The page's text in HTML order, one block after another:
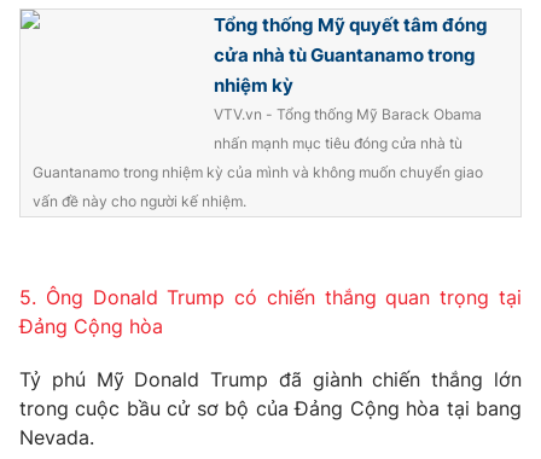
Tổng thống Mỹ quyết tâm đóng
cửa nhà tù Guantanamo trong
nhiệm kỳ
VTV.vn - Tổng thống Mỹ Barack Obama
nhấn mạnh mục tiêu đóng cửa nhà tù
Guantanamo trong nhiệm kỳ của mình và không muốn chuyển giao
vấn đề này cho người kế nhiệm.
5. Ông Donald Trump có chiến thắng quan trọng tại
Đảng Cộng hòa
Tỷ phú Mỹ Donald Trump đã giành chiến thắng lớn
trong cuộc bầu cử sơ bộ của Đảng Cộng hòa tại bang
Nevada.